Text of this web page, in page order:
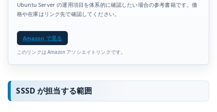
Ubuntu Server の運用項目を体系的に確認したい場合の参考書籍です。価
格や在庫はリンク先で確認してください。
Amazon で見る
このリンクは Amazon アソシエイトリンクです。
SSSD が担当する範囲